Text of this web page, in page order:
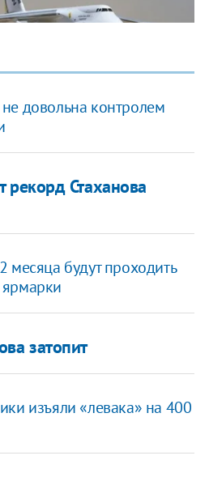
довольна контролем
рекорд Стаханова
месяца будут проходить
затопит
изъяли «левака» на 400